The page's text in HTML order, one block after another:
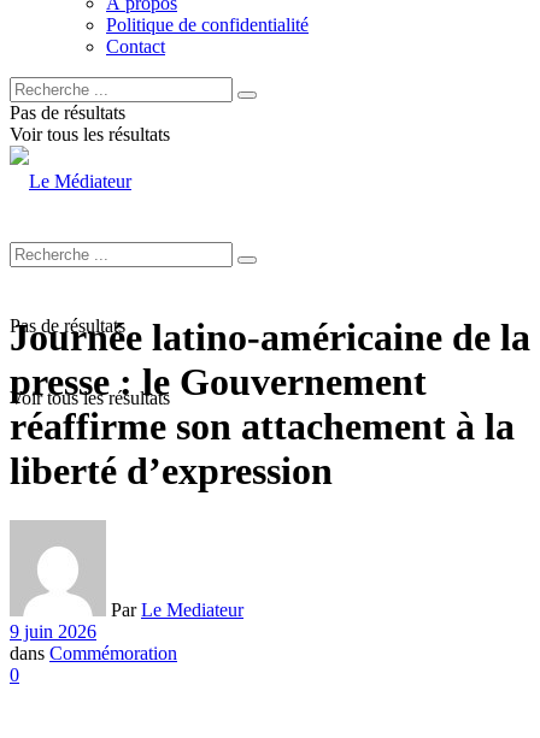
Politique de confidentialité
Contact
Pas de résultats
Voir tous les résultats
Pas de résultats
Voir tous les résultats
Journée latino-américaine de la
presse : le Gouvernement
réaffirme son attachement à la
liberté d’expression
Par Le Mediateur
9 juin 2026
dans Commémoration
0